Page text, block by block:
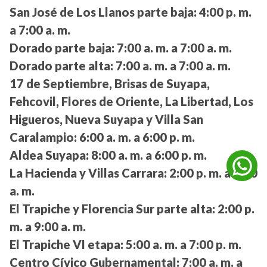
San José de Los Llanos parte baja: 4:00 p. m.
a 7:00 a. m.
Dorado parte baja: 7:00 a. m. a 7:00 a. m.
Dorado parte alta: 7:00 a. m. a 7:00 a. m.
17 de Septiembre, Brisas de Suyapa,
Fehcovil, Flores de Oriente, La Libertad, Los
Higueros, Nueva Suyapa y Villa San
Caralampio: 6:00 a. m. a 6:00 p. m.
Aldea Suyapa: 8:00 a. m. a 6:00 p. m.
La Hacienda y Villas Carrara: 2:00 p. m. a 9:00
a. m.
El Trapiche y Florencia Sur parte alta: 2:00 p.
m. a 9:00 a. m.
El Trapiche VI etapa: 5:00 a. m. a 7:00 p. m.
Centro Cívico Gubernamental: 7:00 a. m. a